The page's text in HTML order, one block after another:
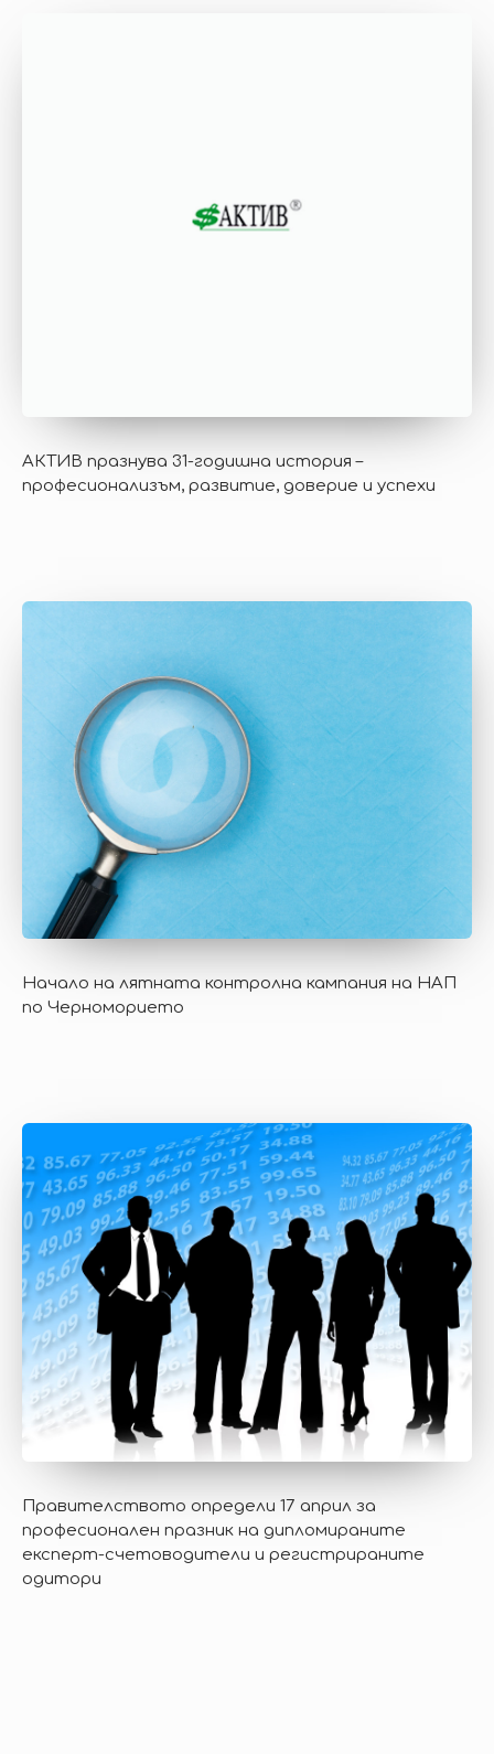
АКТИВ празнува 31-годишна история –
професионализъм, развитие, доверие и успехи
Начало на лятната контролна кампания на НАП
по Черноморието
Правителството определи 17 април за
професионален празник на дипломираните
експерт-счетоводители и регистрираните
одитори